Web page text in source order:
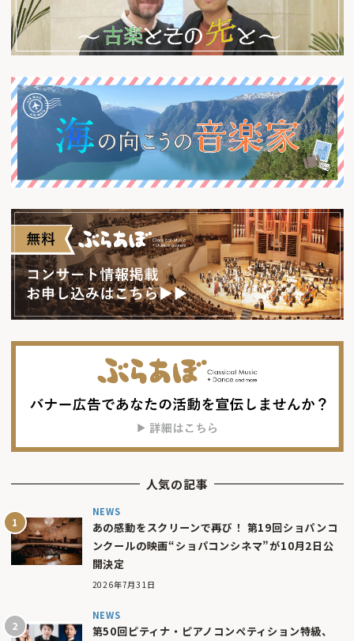
人気の記事
NEWS
あの感動をスクリーンで再び！ 第19回ショパンコ
ンクールの映画“ショパコンシネマ”が10月2日公
開決定
2026年7月31日
NEWS
第50回ピティナ・ピアノコンペティション特級、